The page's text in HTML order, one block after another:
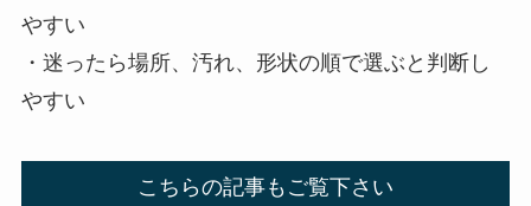
やすい
・迷ったら場所、汚れ、形状の順で選ぶと判断し
やすい
こちらの記事もご覧下さい